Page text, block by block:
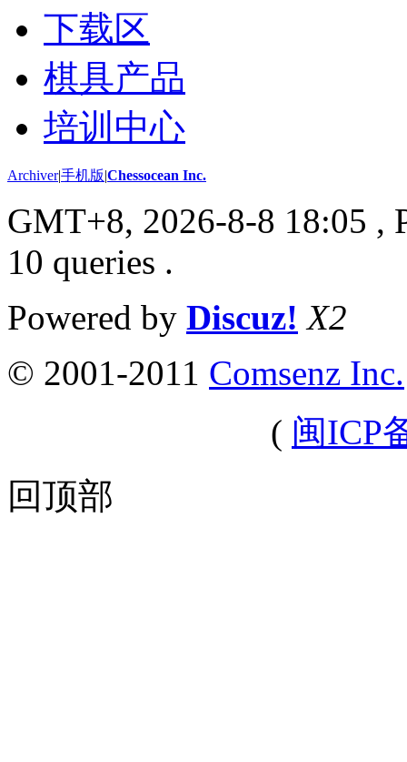
下载区
棋具产品
培训中心
Archiver|手机版|Chessocean Inc.
GMT+8, 2026-8-8 18:05 ,
10 queries .
Powered by Discuz! X2
© 2001-2011 Comsenz Inc.
( 闽ICP
回顶部